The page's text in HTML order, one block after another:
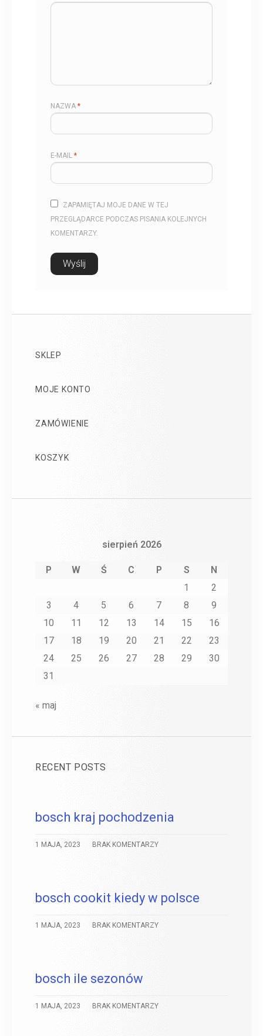
SKLEP
MOJE KONTO
ZAMÓWIENIE
KOSZYK
sierpień 2026
P W Ś C P S
N
1
2
3
4 5 6 7 8
9
10
11 12 13 14 15
16
17
18 19 20 21 22
23
24
25 26 27 28 29
30
31
« maj
RECENT POSTS
bosch kraj pochodzenia
1 MAJA, 2023 BRAK KOMENTARZY
bosch cookit kiedy w polsce
1 MAJA, 2023 BRAK KOMENTARZY
bosch ile sezonów
1 MAJA, 2023 BRAK KOMENTARZY
NAZWA *
E-MAIL *
ZAPAMIĘTAJ MOJE DANE W TEJ
PRZEGLĄDARCE PODCZAS PISANIA KOLEJNYCH
KOMENTARZY.